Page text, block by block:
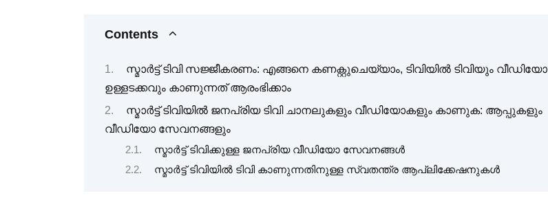
Contents
സ്മാർട്ട് ടിവി സജ്ജീകരണം: എങ്ങനെ കണക്റ്റുചെയ്യാം, ടിവിയിൽ ടിവിയും വീഡിയോ
ഉള്ളടക്കവും കാണുന്നത് ആരംഭിക്കാം
സ്മാർട്ട് ടിവിയിൽ ജനപ്രിയ ടിവി ചാനലുകളും വീഡിയോകളും കാണുക: ആപ്പുകളും
വീഡിയോ സേവനങ്ങളും
സ്മാർട്ട് ടിവിക്കുള്ള ജനപ്രിയ വീഡിയോ സേവനങ്ങൾ
സ്മാർട്ട് ടിവിയിൽ ടിവി കാണുന്നതിനുള്ള സ്വതന്ത്ര ആപ്ലിക്കേഷനുകൾ